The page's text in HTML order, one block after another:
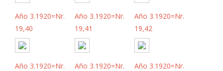
Año 3.1920=Nr.
19,40
Año 3.1920=Nr.
19,41
Año 3.1920=Nr.
19,42
Año 3.1920=Nr.
Año 3.1920=Nr.
Año 3.1920=Nr.